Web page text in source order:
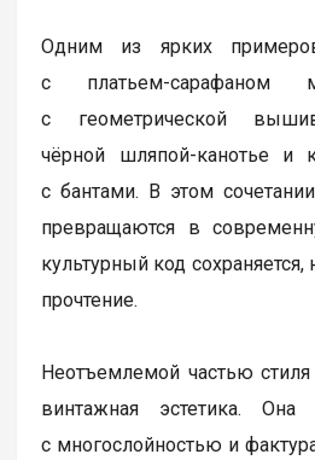
Одним из ярких
с платьем-сарафаном
с геометрической
чёрной шляпой-канотье и
с бантами. В этом
превращаются в
культурный код
прочтение.
Неотъемлемой частью стиля
винтажная эстетика. Она
с многослойностью и